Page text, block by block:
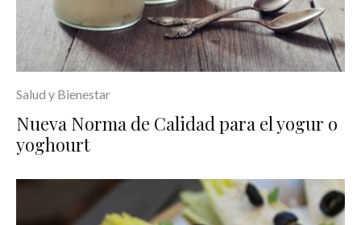
Salud y Bienestar
Nueva Norma de Calidad para el yogur o
yoghourt